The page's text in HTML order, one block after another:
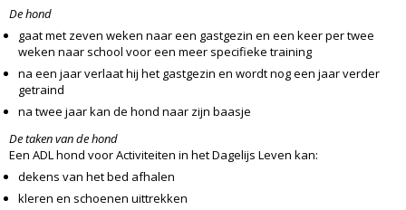
De hond
gaat met zeven weken naar een gastgezin en een keer per twee
weken naar school voor een meer specifieke training
na een jaar verlaat hij het gastgezin en wordt nog een jaar verder
getraind
na twee jaar kan de hond naar zijn baasje
De taken van de hond
Een ADL hond voor Activiteiten in het Dagelijs Leven kan:
dekens van het bed afhalen
kleren en schoenen uittrekken